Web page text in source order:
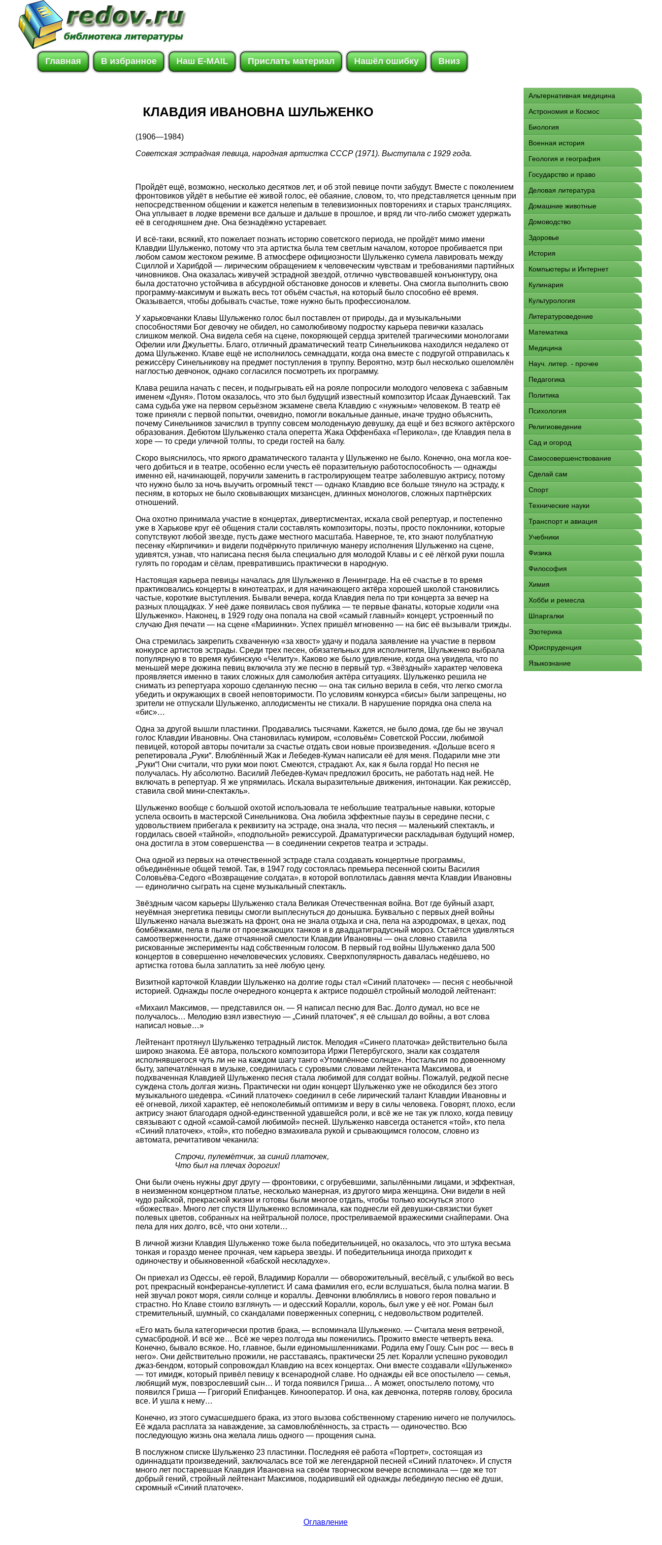
Главная В избранное Наш E-MAIL Прислать материал Нашёл ошибку Вниз
КЛАВДИЯ ИВАНОВНА ШУЛЬЖЕНКО
(1906—1984)
Советская эстрадная певица, народная артистка СССР (1971). Выступала с 1929 года.
Пройдёт ещё, возможно, несколько десятков лет, и об этой певице почти забудут. Вместе с поколением
фронтовиков уйдёт в небытие её живой голос, её обаяние, словом, то, что представляется ценным при
непосредственном общении и кажется нелепым в телевизионных повторениях и старых трансляциях.
Она уплывает в лодке времени все дальше и дальше в прошлое, и вряд ли что-либо сможет удержать
её в сегодняшнем дне. Она безнадёжно устаревает.
И всё-таки, всякий, кто пожелает познать историю советского периода, не пройдёт мимо имени
Клавдии Шульженко, потому что эта артистка была тем светлым началом, которое пробивается при
любом самом жестоком режиме. В атмосфере официозности Шульженко сумела лавировать между
Сциллой и Харибдой — лирическим обращением к человеческим чувствам и требованиями партийных
чиновников. Она оказалась живучей эстрадной звездой, отлично чувствовавшей конъюнктуру, она
была достаточно устойчива в абсурдной обстановке доносов и клеветы. Она смогла выполнить свою
программу-максимум и выжать весь тот объём счастья, на который было способно её время.
Оказывается, чтобы добывать счастье, тоже нужно быть профессионалом.
У харьковчанки Клавы Шульженко голос был поставлен от природы, да и музыкальными
способностями Бог девочку не обидел, но самолюбивому подростку карьера певички казалась
слишком мелкой. Она видела себя на сцене, покоряющей сердца зрителей трагическими монологами
Офелии или Джульетты. Благо, отличный драматический театр Синельникова находился недалеко от
дома Шульженко. Клаве ещё не исполнилось семнадцати, когда она вместе с подругой отправилась к
режиссёру Синельникову на предмет поступления в труппу. Вероятно, мэтр был несколько ошеломлён
наглостью девчонок, однако согласился посмотреть их программу.
Клава решила начать с песен, и подыгрывать ей на рояле попросили молодого человека с забавным
именем «Дуня». Потом оказалось, что это был будущий известный композитор Исаак Дунаевский. Так
сама судьба уже на первом серьёзном экзамене свела Клавдию с «нужным» человеком. В театр её
тоже приняли с первой попытки, очевидно, помогли вокальные данные, иначе трудно объяснить,
почему Синельников зачислил в труппу совсем молоденькую девушку, да ещё и без всякого актёрского
образования. Дебютом Шульженко стала оперетта Жака Оффенбаха «Перикола», где Клавдия пела в
хоре — то среди уличной толпы, то среди гостей на балу.
Скоро выяснилось, что яркого драматического таланта у Шульженко не было. Конечно, она могла кое-
чего добиться и в театре, особенно если учесть её поразительную работоспособность — однажды
именно ей, начинающей, поручили заменить в гастролирующем театре заболевшую актрису, потому
что нужно было за ночь выучить огромный текст — однако Клавдию все больше тянуло на эстраду, к
песням, в которых не было сковывающих мизансцен, длинных монологов, сложных партнёрских
отношений.
Она охотно принимала участие в концертах, дивертисментах, искала свой репертуар, и постепенно
уже в Харькове круг её общения стали составлять композиторы, поэты, просто поклонники, которые
сопутствуют любой звезде, пусть даже местного масштаба. Наверное, те, кто знают полублатную
песенку «Кирпичики» и видели подчёркнуто приличную манеру исполнения Шульженко на сцене,
удивятся, узнав, что написана песня была специально для молодой Клавы и с её лёгкой руки пошла
гулять по городам и сёлам, превратившись практически в народную.
Настоящая карьера певицы началась для Шульженко в Ленинграде. На её счастье в то время
практиковались концерты в кинотеатрах, и для начинающего актёра хорошей школой становились
частые, короткие выступления. Бывали вечера, когда Клавдия пела по три концерта за вечер на
разных площадках. У неё даже появилась своя публика — те первые фанаты, которые ходили «на
Шульженко». Наконец, в 1929 году она попала на свой «самый главный» концерт, устроенный по
случаю Дня печати — на сцене «Мариинки». Успех пришёл мгновенно — на бис её вызывали трижды.
Она стремилась закрепить схваченную «за хвост» удачу и подала заявление на участие в первом
конкурсе артистов эстрады. Среди трех песен, обязательных для исполнителя, Шульженко выбрала
популярную в то время кубинскую «Челиту». Каково же было удивление, когда она увидела, что по
меньшей мере дюжина певиц включила эту же песню в первый тур. «Звёздный» характер человека
проявляется именно в таких сложных для самолюбия актёра ситуациях. Шульженко решила не
снимать из репертуара хорошо сделанную песню — она так сильно верила в себя, что легко смогла
убедить и окружающих в своей неповторимости. По условиям конкурса «бисы» были запрещены, но
зрители не отпускали Шульженко, аплодисменты не стихали. В нарушение порядка она спела на
«бис»…
Одна за другой вышли пластинки. Продавались тысячами. Кажется, не было дома, где бы не звучал
голос Клавдии Ивановны. Она становилась кумиром, «соловьём» Советской России, любимой
певицей, которой авторы почитали за счастье отдать свои новые произведения. «Дольше всего я
репетировала „Руки“. Влюблённый Жак и Лебедев-Кумач написали её для меня. Подарили мне эти
„Руки“! Они считали, что руки мои поют. Смеются, страдают. Ах, как я была горда! Но песня не
получалась. Ну абсолютно. Василий Лебедев-Кумач предложил бросить, не работать над ней. Не
включать в репертуар. Я же упрямилась. Искала выразительные движения, интонации. Как режиссёр,
ставила свой мини-спектакль».
Шульженко вообще с большой охотой использовала те небольшие театральные навыки, которые
успела освоить в мастерской Синельникова. Она любила эффектные паузы в середине песни, с
удовольствием прибегала к реквизиту на эстраде, она знала, что песня — маленький спектакль, и
гордилась своей «тайной», «подпольной» режиссурой. Драматургически раскладывая будущий номер,
она достигла в этом совершенства — в соединении секретов театра и эстрады.
Она одной из первых на отечественной эстраде стала создавать концертные программы,
объединённые общей темой. Так, в 1947 году состоялась премьера песенной сюиты Василия
Соловьёва-Седого «Возвращение солдата», в которой воплотилась давняя мечта Клавдии Ивановны
— единолично сыграть на сцене музыкальный спектакль.
Звёздным часом карьеры Шульженко стала Великая Отечественная война. Вот где буйный азарт,
неуёмная энергетика певицы смогли выплеснуться до донышка. Буквально с первых дней войны
Шульженко начала выезжать на фронт, она не знала отдыха и сна, пела на аэродромах, в цехах, под
бомбёжками, пела в пыли от проезжающих танков и в двадцатиградусный мороз. Остаётся удивляться
самоотверженности, даже отчаянной смелости Клавдии Ивановны — она словно ставила
рискованные эксперименты над собственным голосом. В первый год войны Шульженко дала 500
концертов в совершенно нечеловеческих условиях. Сверхпопулярность давалась недёшево, но
артистка готова была заплатить за неё любую цену.
Визитной карточкой Клавдии Шульженко на долгие годы стал «Синий платочек» — песня с необычной
историей. Однажды после очередного концерта к актрисе подошёл стройный молодой лейтенант:
«Михаил Максимов, — представился он. — Я написал песню для Вас. Долго думал, но все не
получалось… Мелодию взял известную — „Синий платочек“, я её слышал до войны, а вот слова
написал новые…»
Лейтенант протянул Шульженко тетрадный листок. Мелодия «Синего платочка» действительно была
широко знакома. Её автора, польского композитора Иржи Петербугского, знали как создателя
исполнявшегося чуть ли не на каждом шагу танго «Утомлённое солнце». Ностальгия по довоенному
быту, запечатлённая в музыке, соединилась с суровыми словами лейтенанта Максимова, и
подхваченная Клавдией Шульженко песня стала любимой для солдат войны. Пожалуй, редкой песне
суждена столь долгая жизнь. Практически ни один концерт Шульженко уже не обходился без этого
музыкального шедевра. «Синий платочек» соединил в себе лирический талант Клавдии Ивановны и
её огневой, лихой характер, её непоколебимый оптимизм и веру в силы человека. Говорят, плохо, если
актрису знают благодаря одной-единственной удавшейся роли, и всё же не так уж плохо, когда певицу
связывают с одной «самой-самой любимой» песней. Шульженко навсегда останется «той», кто пела
«Синий платочек», «той», кто победно взмахивала рукой и срывающимся голосом, словно из
автомата, речитативом чеканила:
Строчи, пулемётчик, за синий платочек,
Что был на плечах дорогих!
Они были очень нужны друг другу — фронтовики, с огрубевшими, запылёнными лицами, и эффектная,
в неизменном концертном платье, несколько манерная, из другого мира женщина. Они видели в ней
чудо райской, прекрасной жизни и готовы были многое отдать, чтобы только коснуться этого
«божества». Много лет спустя Шульженко вспоминала, как поднесли ей девушки-связистки букет
полевых цветов, собранных на нейтральной полосе, простреливаемой вражескими снайперами. Она
пела для них долго, всё, что они хотели…
В личной жизни Клавдия Шульженко тоже была победительницей, но оказалось, что это штука весьма
тонкая и гораздо менее прочная, чем карьера звезды. И победительница иногда приходит к
одиночеству и обыкновенной «бабской нескладухе».
Он приехал из Одессы, её герой, Владимир Коралли — обворожительный, весёлый, с улыбкой во весь
рот, прекрасный конферансье-куплетист. И сама фамилия его, если вслушаться, была полна магии. В
ней звучал рокот моря, сияли солнце и кораллы. Девчонки влюблялись в нового героя повально и
страстно. Но Клаве стоило взглянуть — и одесский Коралли, король, был уже у её ног. Роман был
стремительный, шумный, со скандалами поверженных соперниц, с недовольством родителей.
«Его мать была категорически против брака, — вспоминала Шульженко. — Считала меня ветреной,
сумасбродной. И всё же… Всё же через полгода мы поженились. Прожито вместе четверть века.
Конечно, бывало всякое. Но, главное, были единомышленниками. Родила ему Гошу. Сын рос — весь в
него». Они действительно прожили, не расставаясь, практически 25 лет. Коралли успешно руководил
джаз-бендом, который сопровождал Клавдию на всех концертах. Они вместе создавали «Шульженко»
— тот имидж, который привёл певицу к всенародной славе. Но однажды ей все опостылело — семья,
любящий муж, повзрослевший сын… И тогда появился Гриша… А может, опостылело потому, что
появился Гриша — Григорий Епифанцев. Кинооператор. И она, как девчонка, потеряв голову, бросила
все. И ушла к нему…
Конечно, из этого сумасшедшего брака, из этого вызова собственному старению ничего не получилось.
Её ждала расплата за наваждение, за самовлюблённость, за страсть — одиночество. Всю
последующую жизнь она желала лишь одного — прощения сына.
В послужном списке Шульженко 23 пластинки. Последняя её работа «Портрет», состоящая из
одиннадцати произведений, заключалась все той же легендарной песней «Синий платочек». И спустя
много лет постаревшая Клавдия Ивановна на своём творческом вечере вспоминала — где же тот
добрый гений, стройный лейтенант Максимов, подаривший ей однажды лебединую песню её души,
скромный «Синий платочек».
Оглавление
Альтернативная медицина
Астрономия и Космос
Биология
Военная история
Геология и география
Государство и право
Деловая литература
Домашние животные
Домоводство
Здоровье
История
Компьютеры и Интернет
Кулинария
Культурология
Литературоведение
Математика
Медицина
Науч. литер. - прочее
Педагогика
Политика
Психология
Религиоведение
Сад и огород
Самосовершенствование
Сделай сам
Спорт
Технические науки
Транспорт и авиация
Учебники
Физика
Философия
Химия
Хобби и ремесла
Шпаргалки
Эзотерика
Юриспруденция
Языкознание